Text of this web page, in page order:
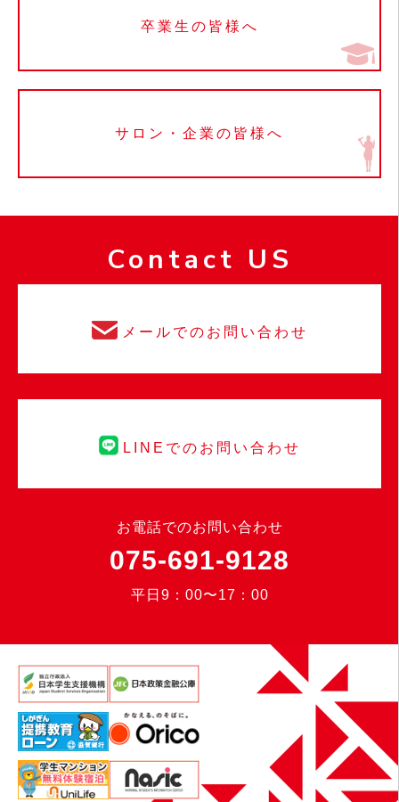
卒業生の皆様へ
サロン・企業の皆様へ
Contact US
メールでのお問い合わせ
LINEでのお問い合わせ
お電話でのお問い合わせ
075-691-9128
平日9：00〜17：00